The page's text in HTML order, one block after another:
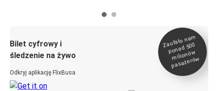
Bilet cyfrowy i
śledzenie na żywo
Odkryj aplikację FlixBusa
Zaufało na
m
ponad 500
milionó
w
pasażeró
w